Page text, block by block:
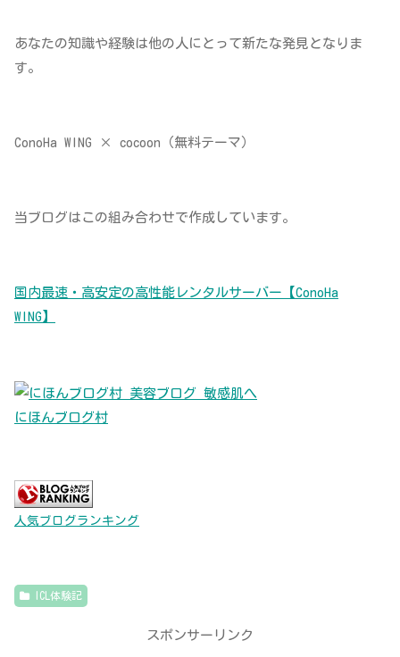
あなたの知識や経験は他の人にとって新たな発見となりま
す。
ConoHa WING × cocoon（無料テーマ）
当ブログはこの組み合わせで作成しています。
国内最速・高安定の高性能レンタルサーバー【ConoHa
WING】
にほんブログ村
人気ブログランキング
ICL体験記
スポンサーリンク